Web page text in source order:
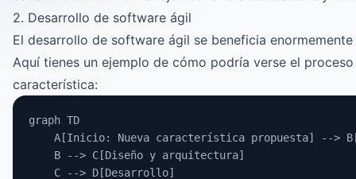
2. Desarrollo de software ágil
El desarrollo de software ágil se beneficia
Aquí tienes un ejemplo de cómo podría verse el
característica:
graph TD
A[Inicio: Nueva característica propuesta] -->
    B --> C[Diseño y arquitectura]
    C --> D[Desarrollo]